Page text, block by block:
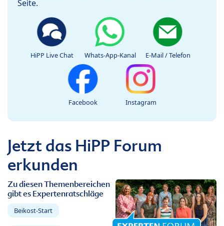
Seite.
HiPP Live Chat Whats-App-Kanal E-Mail / Telefon
Facebook Instagram
Jetzt das HiPP Forum
erkunden
Zu diesen Themenbereichen
gibt es Expertenratschläge
Beikost-Start